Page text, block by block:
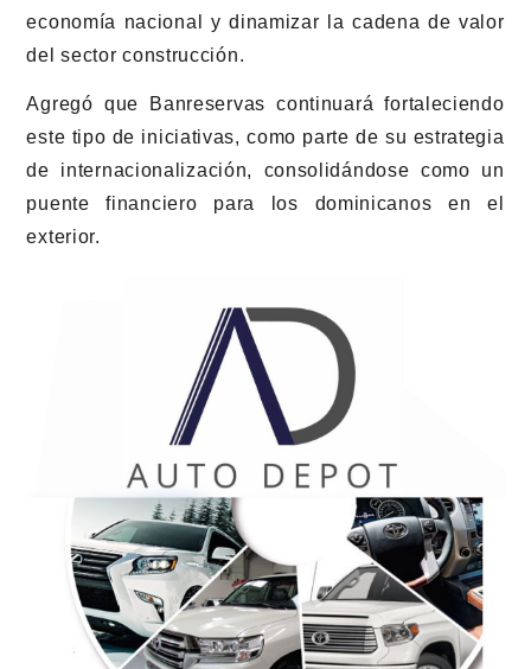
economía nacional y dinamizar la cadena de valor
del sector construcción.
Agregó que Banreservas continuará fortaleciendo
este tipo de iniciativas, como parte de su estrategia
de internacionalización, consolidándose como un
puente financiero para los dominicanos en el
exterior.